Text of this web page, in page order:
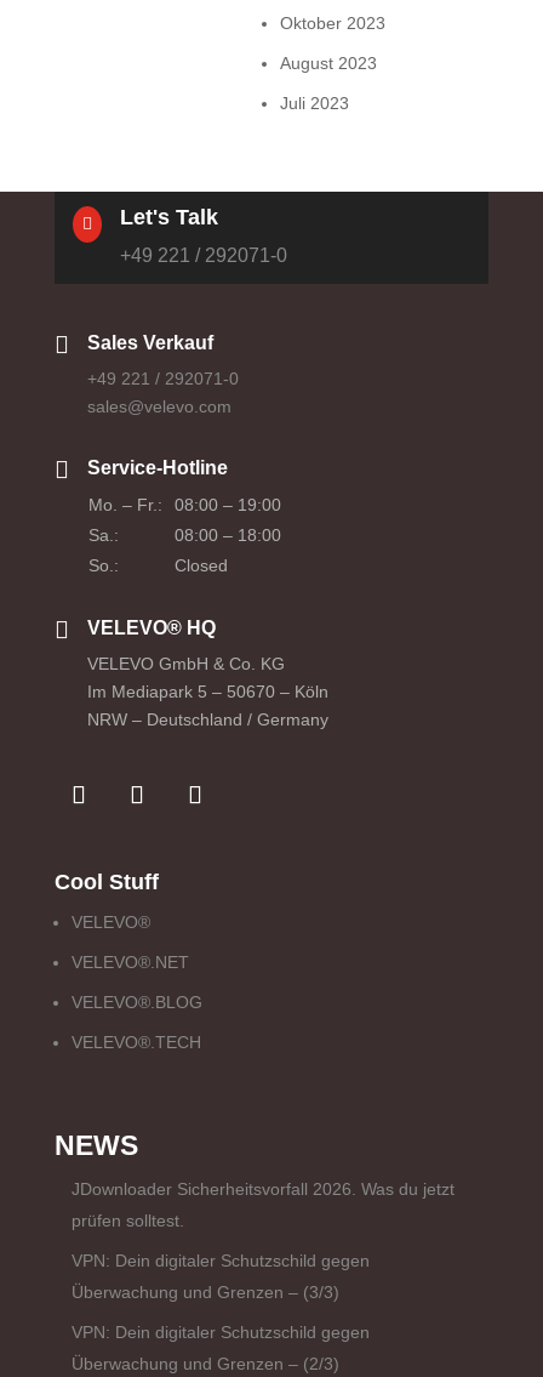
Oktober 2023
August 2023
Juli 2023
Cool Stuff
VELEVO®
VELEVO®.NET
VELEVO®.BLOG
VELEVO®.TECH
NEWS
JDownloader Sicherheitsvorfall 2026. Was du jetzt
prüfen solltest.
VPN: Dein digitaler Schutzschild gegen
Überwachung und Grenzen – (3/3)
VPN: Dein digitaler Schutzschild gegen
Überwachung und Grenzen – (2/3)
 Let's Talk
+49 221 / 292071-0
 Sales Verkauf
+49 221 / 292071-0
sales@velevo.com
 Service-Hotline
Mo. – Fr.:
08:00 – 19:00
Sa.:
08:00 – 18:00
So.:
Closed
 VELEVO® HQ
VELEVO GmbH & Co. KG
Im Mediapark 5 – 50670 – Köln
NRW – Deutschland / Germany